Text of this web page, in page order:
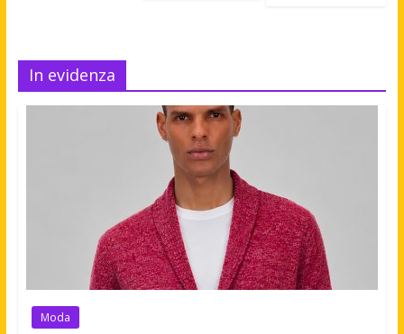
In evidenza
Moda